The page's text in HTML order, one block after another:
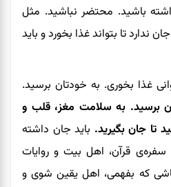
باشید. محتضر نباشید. مثل
ندارد تا بتواند غذا بخورد و باید
غذا بخوری. به خودتان برسید.
برسید. به سلامت مغز، قلب و
تا جان بگیرید. باید جان داشته
قرآن، اهل بیت و روایات
که بفهمی، اهل یقین شوی و